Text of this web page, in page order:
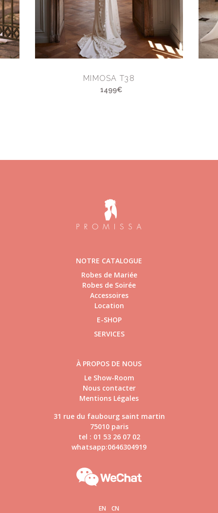
MIMOSA T38
1499€
NOTRE CATALOGUE
Robes de Mariée
Robes de Soirée
Accessoires
Location
E-SHOP
SERVICES
À PROPOS DE NOUS
Le Show-Room
Nous contacter
Mentions Légales
31 rue du faubourg saint martin
75010 paris
tel : 01 53 26 07 02
whatsapp:0646304919
EN CN